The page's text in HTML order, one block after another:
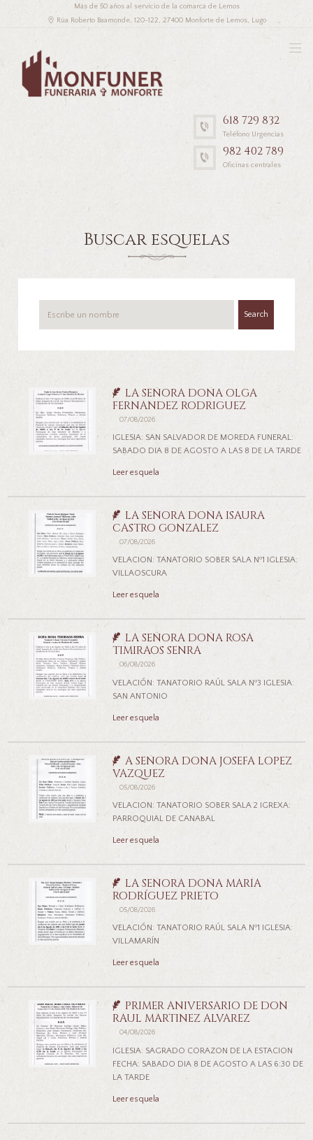
Más de 50 años al servicio de la comarca de Lemos
Rúa Roberto Baamonde, 120-122, 27400 Monforte de Lemos, Lugo
.
618 729 832
Teléfono Urgencias
982 402 789
Oficinas centrales
Buscar esquelas
Search
LA SEÑORA DOÑA OLGA
FERNANDEZ RODRIGUEZ
07/08/2026
IGLESIA: SAN SALVADOR DE MOREDA FUNERAL:
SABADO DIA 8 DE AGOSTO A LAS 8 DE LA TARDE
Leer esquela
LA SEÑORA DOÑA ISAURA
CASTRO GONZALEZ
07/08/2026
VELACION: TANATORIO SOBER SALA Nº1 IGLESIA:
VILLAOSCURA
Leer esquela
LA SEÑORA DOÑA ROSA
TIMIRAOS SENRA
06/08/2026
VELACIÓN: TANATORIO RAÚL SALA Nº3 IGLESIA:
SAN ANTONIO
Leer esquela
A SEÑORA DONA JOSEFA LOPEZ
VAZQUEZ
05/08/2026
VELACION: TANATORIO SOBER SALA 2 IGREXA:
PARROQUIAL DE CANABAL
Leer esquela
LA SEÑORA DOÑA MARÍA
RODRÍGUEZ PRIETO
05/08/2026
VELACIÓN: TANATORIO RAÚL SALA Nº1 IGLESIA:
VILLAMARÍN
Leer esquela
PRIMER ANIVERSARIO DE DON
RAUL MARTINEZ ALVAREZ
04/08/2026
IGLESIA: SAGRADO CORAZON DE LA ESTACION
FECHA: SABADO DIA 8 DE AGOSTO A LAS 6:30 DE
LA TARDE
Leer esquela